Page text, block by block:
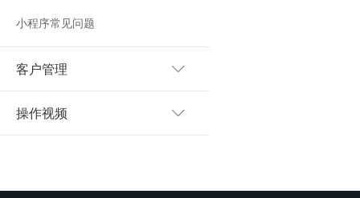
小程序常见问题
客户管理
操作视频